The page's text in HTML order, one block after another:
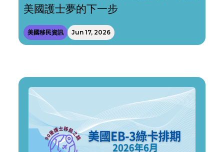
美國護士夢的下一步
美國移民資訊 Jun 17, 2026